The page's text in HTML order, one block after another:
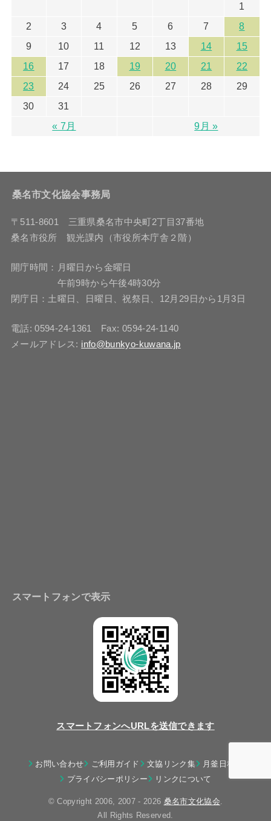
1
2
3 4 5 6 7
8
9
10 11 12 13 14
15
16
17 18 19 20 21
22
23
24 25 26 27 28
29
30
31
« 7月
9月 »
桑名市文化協会事務局
〒511-8601 三重県桑名市中央町2丁目37番地
桑名市役所 観光課内（市役所本庁舎２階）
開庁時間：月曜日から金曜日
午前9時から午後4時30分
閉庁日：土曜日、日曜日、祝祭日、12月29日から1月3日
電話: 0594-24-1361 Fax: 0594-24-1140
メールアドレス: info@bunkyo-kuwana.jp
スマートフォンで表示
スマートフォンへURLを送信できます
お問い合わせ ご利用ガイド 文協リンク集
月釜日程表
プライバシーポリシー
リンクについて
© Copyright 2006, 2007 - 2026 桑名市文化協会
All Rights Reserved.